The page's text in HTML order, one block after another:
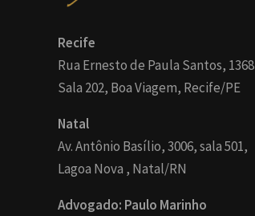
Recife
Rua Ernesto de Paula Santos, 1368
Sala 202, Boa Viagem, Recife/PE
Natal
Av. Antônio Basílio, 3006, sala 501,
Lagoa Nova , Natal/RN
Advogado: Paulo Marinho